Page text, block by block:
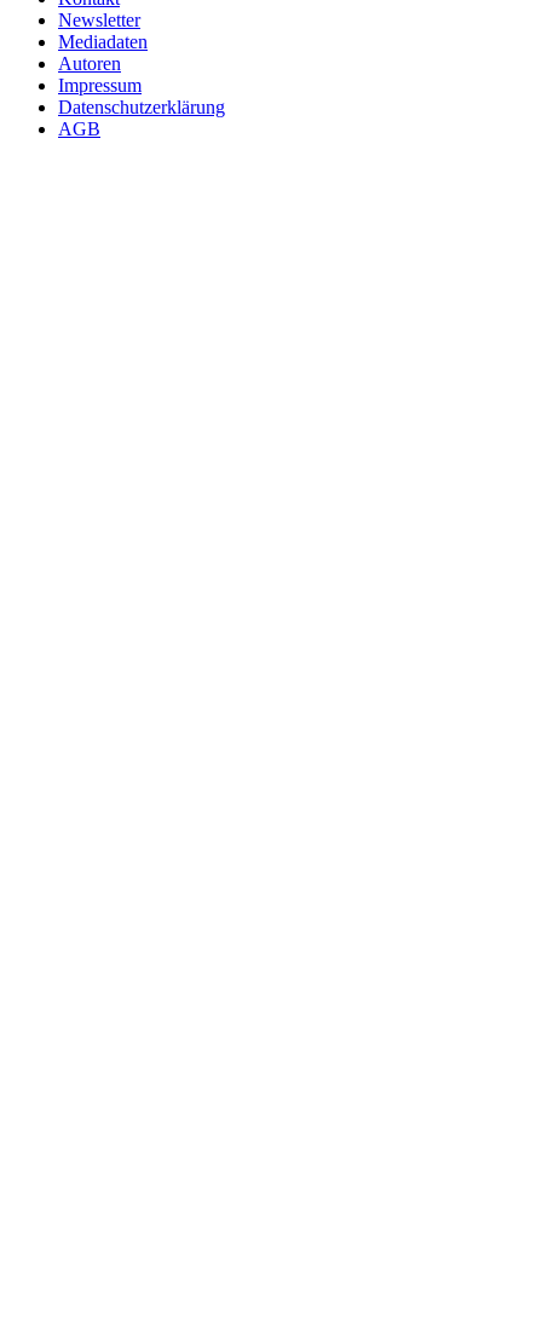
Newsletter
Mediadaten
Autoren
Impressum
Datenschutzerklärung
AGB